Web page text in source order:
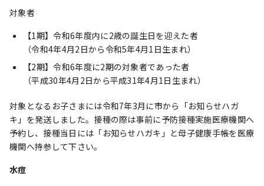
対象者
【1期】令和6年度内に2歳の誕生日を迎えた者
（令和4年4月2日から令和5年4月1日生まれ）
【2期】令和6年度に2期の対象者であった者
（平成30年4月2日から平成31年4月1日生まれ）
対象となるお子さまには令和7年3月に市から「お知らせハガ
キ」を発送しました。接種の際は事前に予防接種実施医療機関へ
予約し、接種当日には「お知らせハガキ」と母子健康手帳を医療
機関へ持参して下さい。
水痘